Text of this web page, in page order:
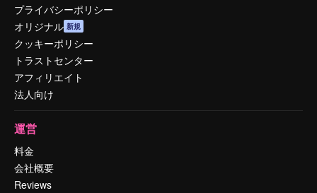
プライバシーポリシー
オリジナル 新規
クッキーポリシー
トラストセンター
アフィリエイト
法人向け
運営
料金
会社概要
Reviews